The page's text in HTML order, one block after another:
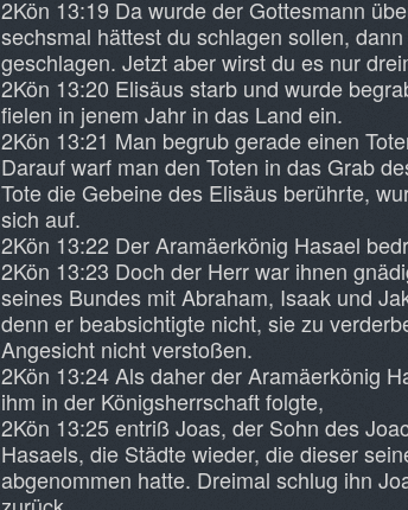
2Kön 13:19 Da wurde der Gottesmann
sechsmal hättest du schlagen sollen,
geschlagen. Jetzt aber wirst du es nur
2Kön 13:20 Elisäus starb und wurde
fielen in jenem Jahr in das Land ein.
2Kön 13:21 Man begrub gerade einen
Darauf warf man den Toten in das Grab
Tote die Gebeine des Elisäus berührte,
sich auf.
2Kön 13:22 Der Aramäerkönig Hasael
2Kön 13:23 Doch der Herr war ihnen
seines Bundes mit Abraham, Isaak und
denn er beabsichtigte nicht, sie zu
Angesicht nicht verstoßen.
2Kön 13:24 Als daher der Aramäerkönig
ihm in der Königsherrschaft folgte,
2Kön 13:25 entriß Joas, der Sohn des
Hasaels, die Städte wieder, die dieser
abgenommen hatte. Dreimal schlug ihn